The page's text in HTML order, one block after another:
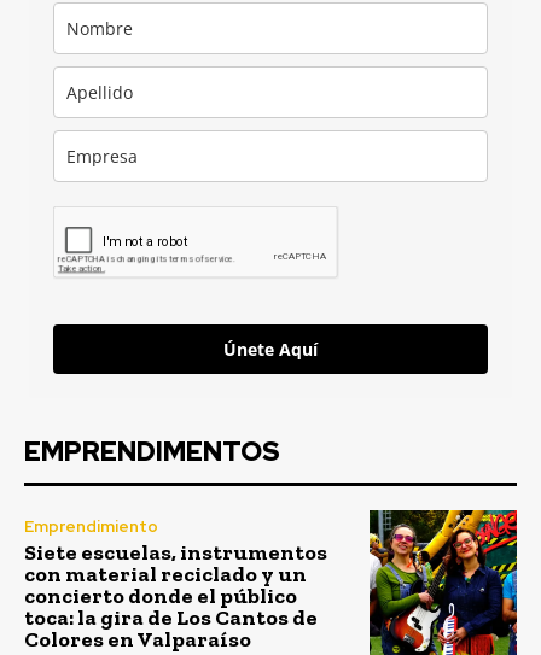
Únete Aquí
EMPRENDIMENTOS
Emprendimiento
Siete escuelas, instrumentos
con material reciclado y un
concierto donde el público
toca: la gira de Los Cantos de
Colores en Valparaíso